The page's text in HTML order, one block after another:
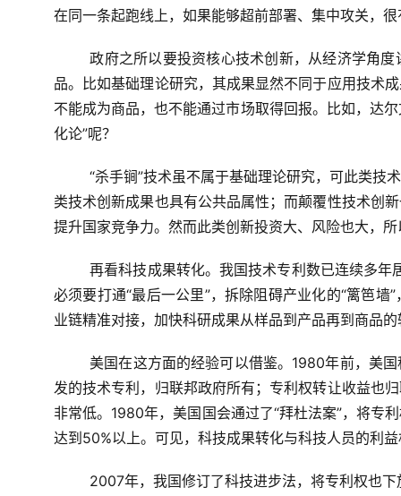
在同一条起跑线上，如果能够超前部署、集中攻关，
政府之所以要投资核心技术创新，从经济学角
品。比如基础理论研究，其成果显然不同于应用技术
不能成为商品，也不能通过市场取得回报。比如，达
化论”呢？
“杀手锏”技术虽不属于基础理论研究，可此类技
类技术创新成果也具有公共品属性；而颠覆性技术创
提升国家竞争力。然而此类创新投资大、风险也大，
再看科技成果转化。我国技术专利数已连续多
必须要打通“最后一公里”，拆除阻碍产业化的“篱笆
业链精准对接，加快科研成果从样品到产品再到商品
美国在这方面的经验可以借鉴。 1980年前，美
发的技术专利，归联邦政府所有；专利权转让收益也
非常低。 1980年，美国国会通过了“拜杜法案”，将专
达到 50%以上。可见，科技成果转化与科技人员的利
2007年，我国修订了科技进步法，将专利权也